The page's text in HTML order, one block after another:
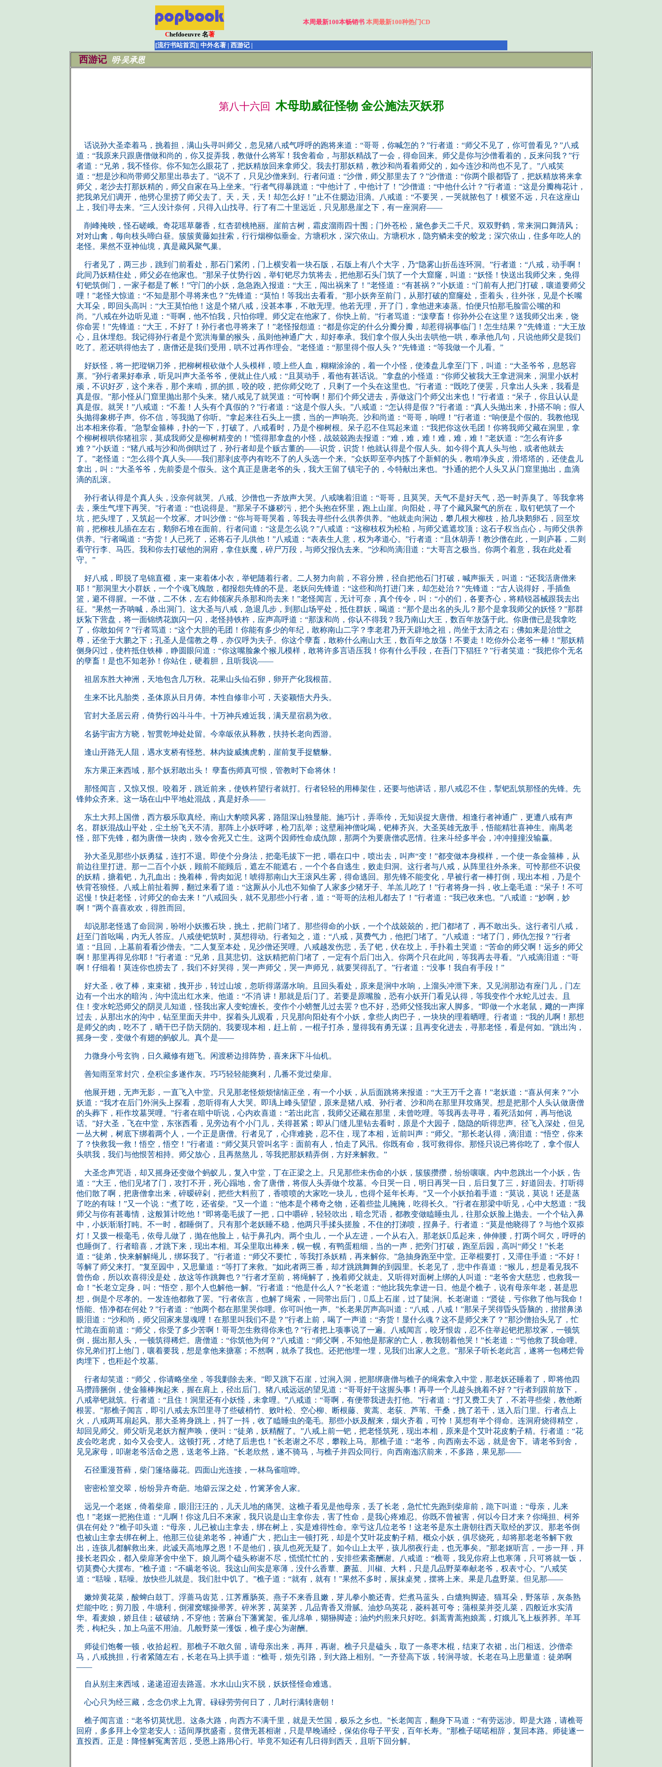
Chefdoeuvre 名著
本周最新100本畅销书 本周最新100种热门CD
[流行书站首页]| 中外名著 | 西游记 |
西游记 明·吴承恩
第八十六回 木母助威征怪物 金公施法灭妖邪
话说孙大圣牵着马，挑着担，满山头寻叫师父，忽见猪八戒气呼呼的跑将来道：“哥哥，你喊怎的？”行者道：“师父不见了，你可曾看见？”八戒
道：“我原来只跟唐僧做和尚的，你又捉弄我，教做什么将军！我舍着命，与那妖精战了一会，得命回来。师父是你与沙僧看着的，反来问我？”行
者道：“兄弟，我不怪你。你不知怎么眼花了，把妖精放回来拿师父。我去打那妖精，教沙和尚看着师父的，如今连沙和尚也不见了。”八戒笑
道：“想是沙和尚带师父那里出恭去了。”说不了，只见沙僧来到。行者问道：“沙僧，师父那里去了？”沙僧道：“你两个眼都昏了，把妖精放将来拿
师父，老沙去打那妖精的，师父自家在马上坐来。”行者气得暴跳道：“中他计了，中他计了！”沙僧道：“中他什么计？”行者道：“这是分瓣梅花计，
把我弟兄们调开，他劈心里捞了师父去了。天，天，天！却怎么好！”止不住腮边泪滴。八戒道：“不要哭，一哭就脓包了！横竖不远，只在这座山
上，我们寻去来。”三人没计奈何，只得入山找寻。行了有二十里远近，只见那悬崖之下，有一座洞府——
削峰掩映，怪石嵯峨。奇花瑶草馨香，红杏碧桃艳丽。崖前古树，霜皮溜雨四十围；门外苍松，黛色参天二千尺。双双野鹤，常来洞口舞清风；
对对山禽，每向枝头啼白昼。簇簇黄藤如挂索，行行烟柳似垂金。方塘积水，深穴依山。方塘积水，隐穷鳞未变的蛟龙；深穴依山，住多年吃人的
老怪。果然不亚神仙境，真是藏风聚气巢。
行者见了，两三步，跳到门前看处，那石门紧闭，门上横安着一块石版，石版上有八个大字，乃“隐雾山折岳连环洞。”行者道：“八戒，动手啊！
此间乃妖精住处，师父必在他家也。”那呆子仗势行凶，举钉钯尽力筑将去，把他那石头门筑了一个大窟窿，叫道：“妖怪！快送出我师父来，免得
钉钯筑倒门，一家子都是了帐！”守门的小妖，急急跑入报道：“大王，闯出祸来了！”老怪道：“有甚祸？”小妖道：“门前有人把门打破，嚷道要师父
哩！”老怪大惊道：“不知是那个寻将来也？”先锋道：“莫怕！等我出去看看。”那小妖奔至前门，从那打破的窟窿处，歪着头，往外张，见是个长嘴
大耳朵，即回头高叫：“大王莫怕他！这是个猪八戒，没甚本事，不敢无理。他若无理，开了门，拿他进来凑蒸。怕便只怕那毛脸雷公嘴的和
尚。”八戒在外边听见道：“哥啊，他不怕我，只怕你哩。师父定在他家了。你快上前。”行者骂道：“泼孽畜！你孙外公在这里？送我师父出来，饶
你命罢！”先锋道：“大王，不好了！孙行者也寻将来了！”老怪报怨道：“都是你定的什么分瓣分瓣，却惹得祸事临门！怎生结果？”先锋道：“大王放
心，且休埋怨。我记得孙行者是个宽洪海量的猴头，虽则他神通广大，却好奉承。我们拿个假人头出去哄他一哄，奉承他几句，只说他师父是我们
吃了。惹还哄得他去了，唐僧还是我们受用，哄不过再作理会。”老怪道：“那里得个假人头？”先锋道：“等我做一个儿看。”
好妖怪，将一把瑽钢刀斧，把柳树根砍做个人头模样，喷上些人血，糊糊涂涂的，着一个小怪，使漆盘儿拿至门下，叫道：“大圣爷爷，息怒容
禀。”孙行者果好奉承，听见叫声大圣爷爷，便就止住八戒：“且莫动手，看他有甚话说。”拿盘的小怪道：“你师父被我大王拿进洞来，洞里小妖村
顽，不识好歹，这个来吞，那个来啃，抓的抓，咬的咬，把你师父吃了，只剩了一个头在这里也。”行者道：“既吃了便罢，只拿出人头来，我看是
真是假。”那小怪从门窟里抛出那个头来。猪八戒见了就哭道：“可怜啊！那们个师父进去，弄做这门个师父出来也！”行者道：“呆子，你且认认是
真是假。就哭！”八戒道：“不羞！人头有个真假的？”行者道：“这是个假人头。”八戒道：“怎认得是假？”行者道：“真人头抛出来，扑搭不响；假人
头抛得象梆子声。你不信，等我抛了你听。”拿起来往石头上一掼，当的一声响亮。沙和尚道：“哥哥，响哩！”行者道：“响便是个假的。我教他现
出本相来你看。”急掣金箍棒，扑的一下，打破了。八戒看时，乃是个柳树根。呆子忍不住骂起来道：“我把你这伙毛团！你将我师父藏在洞里，拿
个柳树根哄你猪祖宗，莫成我师父是柳树精变的！”慌得那拿盘的小怪，战兢兢跑去报道：“难，难，难！难，难，难！”老妖道：“怎么有许多
难？”小妖道：“猪八戒与沙和尚倒哄过了，孙行者却是个贩古董的——识货，识货！他就认得是个假人头。如今得个真人头与他，或者他就去
了。”老怪道：“怎么得个真人头——我们那剥皮亭内有吃不了的人头选一个来。”众妖即至亭内拣了个新鲜的头，教啃净头皮，滑塔塔的，还使盘儿
拿出，叫：“大圣爷爷，先前委是个假头。这个真正是唐老爷的头，我大王留了镇宅子的，今特献出来也。”扑通的把个人头又从门窟里抛出，血滴
滴的乱滚。
孙行者认得是个真人头，没奈何就哭。八戒、沙僧也一齐放声大哭。八戒噙着泪道：“哥哥，且莫哭。天气不是好天气，恐一时弄臭了。等我拿将
去，乘生气埋下再哭。”行者道：“也说得是。”那呆子不嫌秽污，把个头抱在怀里，跑上山崖。向阳处，寻了个藏风聚气的所在，取钉钯筑了一个
坑，把头埋了，又筑起一个坟冢。才叫沙僧：“你与哥哥哭着，等我去寻些什么供养供养。”他就走向涧边，攀几根大柳枝，拾几块鹅卵石，回至坟
前，把柳枝儿插在左右，鹅卵石堆在面前。行者问道：“这是怎么说？”八戒道：“这柳枝权为松柏，与师父遮遮坟顶；这石子权当点心，与师父供养
供养。”行者喝道：“夯货！人已死了，还将石子儿供他！”八戒道：“表表生人意，权为孝道心。”行者道：“且休胡弄！教沙僧在此，一则庐暮，二则
看守行李、马匹。我和你去打破他的洞府，拿住妖魔，碎尸万段，与师父报仇去来。”沙和尚滴泪道：“大哥言之极当。你两个着意，我在此处看
守。”
好八戒，即脱了皂锦直裰，束一束着体小衣，举钯随着行者。二人努力向前，不容分辨，径自把他石门打破，喊声振天，叫道：“还我活唐僧来
耶！”那洞里大小群妖，一个个魂飞魄散，都报怨先锋的不是。老妖问先锋道：“这些和尚打进门来，却怎处治？”先锋道：“古人说得好，手插鱼
篮，避不得腥。一不做，二不休，左右帅领家兵杀那和尚去来！”老怪闻言，无计可奈，真个传令，叫：“小的们，各要齐心，将精锐器械跟我去出
征。”果然一齐呐喊，杀出洞门。这大圣与八戒，急退几步，到那山场平处，抵住群妖，喝道：“那个是出名的头儿？那个是拿我师父的妖怪？”那群
妖紥下营盘，将一面锦绣花旗闪一闪，老怪持铁杵，应声高呼道：“那泼和尚，你认不得我？我乃南山大王，数百年放荡于此。你唐僧已是我拿吃
了，你敢如何？”行者骂道：“这个大胆的毛团！你能有多少的年纪，敢称南山二字？李老君乃开天辟地之祖，尚坐于太清之右；佛如来是治世之
尊，还坐于大鹏之下；孔圣人是儒教之尊，亦仅呼为夫子。你这个孽畜，敢称什么南山大王，数百年之放荡！不要走！吃你外公老爷一棒！”那妖精
侧身闪过，使杵抵住铁棒，睁圆眼问道：“你这嘴脸象个猴儿模样，敢将许多言语压我！你有什么手段，在吾门下猖狂？”行者笑道：“我把你个无名
的孽畜！是也不知老孙！你站住，硬着胆，且听我说——
祖居东胜大神洲，天地包含几万秋。花果山头仙石卵，卵开产化我根苗。
生来不比凡胎类，圣体原从日月俦。本性自修非小可，天姿颖悟大丹头。
官封大圣居云府，倚势行凶斗斗牛。十万神兵难近我，满天星宿易为收。
名扬宇宙方方晓，智贯乾坤处处留。今幸皈依从释教，扶持长老向西游。
逢山开路无人阻，遇水支桥有怪愁。林内旋威擒虎豹，崖前复手捉貔貅。
东方果正来西域，那个妖邪敢出头！ 孽畜伤师真可恨，管教时下命将休！
那怪闻言，又惊又恨。咬着牙，跳近前来，使铁杵望行者就打。行者轻轻的用棒架住，还要与他讲话，那八戒忍不住，掣钯乱筑那怪的先锋。先
锋帅众齐来。这一场在山中平地处混战，真是好杀——
东土大邦上国僧，西方极乐取真经。南山大豹喷风雾，路阻深山独显能。施巧计，弄乖伶，无知误捉大唐僧。相逢行者神通广，更遭八戒有声
名。群妖混战山平处，尘土纷飞天不清。那阵上小妖呼哮，枪刀乱举；这壁厢神僧叱喝，钯棒齐兴。大圣英雄无敌手，悟能精壮喜神生。南禺老
怪，部下先锋，都为唐僧一块肉，致令舍死又亡生。这两个因师性命成仇隙，那两个为要唐僧忒恶情。往来斗经多半会，冲冲撞撞没输赢。
孙大圣见那些小妖勇猛，连打不退。即使个分身法，把毫毛拔下一把，嚼在口中，喷出去，叫声“变！”都变做本身模样，一个使一条金箍棒，从
前边往里打进。那一二百个小妖，顾前不能顾后，遮左不能遮右，一个个各自逃生，败走归洞。这行者与八戒，从阵里往外杀来。可怜那些不识俊
的妖精，搪着钯，九孔血出；挽着棒，骨肉如泥！唬得那南山大王滚风生雾，得命逃回。那先锋不能变化，早被行者一棒打倒，现出本相，乃是个
铁背苍狼怪。八戒上前扯着脚，翻过来看了道：“这厮从小儿也不知偷了人家多少猪牙子、羊羔儿吃了！”行者将身一抖，收上毫毛道：“呆子！不可
迟慢！快赶老怪，讨师父的命去来！”八戒回头，就不见那些小行者，道：“哥哥的法相儿都去了！”行者道：“我已收来也。”八戒道：“妙啊，妙
啊！”两个喜喜欢欢，得胜而回。
却说那老怪逃了命回洞，吩咐小妖搬石块，挑土，把前门堵了。那些得命的小妖，一个个战兢兢的，把门都堵了，再不敢出头。这行者引八戒，
赶至门首吆喝，内无人答应。八戒使钯筑时，莫想得动。行者知之，道：“八戒，莫费气力，他把门堵了。”八戒道：“堵了门，师仇怎报？”行者
道：“且回，上墓前看看沙僧去。”二人复至本处，见沙僧还哭哩。八戒越发伤悲，丢了钯，伏在坟上，手扑着土哭道：“苦命的师父啊！远乡的师父
啊！那里再得见你耶！”行者道：“兄弟，且莫悲切。这妖精把前门堵了，一定有个后门出入。你两个只在此间，等我再去寻看。”八戒滴泪道：“哥
啊！仔细着！莫连你也捞去了，我们不好哭得，哭一声师父，哭一声师兄，就要哭得乱了。”行者道：“没事！我自有手段！”
好大圣，收了棒，束束裙，拽开步，转过山坡，忽听得潺潺水响。且回头看处，原来是涧中水响，上溜头冲泄下来。又见润那边有座门儿，门左
边有一个出水的暗沟，沟中流出红水来。他道：“不消 讲！那就是后门了。若要是原嘴脸，恐有小妖开门看见认得，等我变作个水蛇儿过去。且
住！变水蛇恐师父的阴灵儿知道，怪我出家人变蛇缠长。变作个小螃蟹儿过去罢？也不好，恐师父怪我出家人脚多。”即做一个水老鼠，飕的一声撺
过去，从那出水的沟中，钻至里面天井中。探着头儿观看，只见那向阳处有个小妖，拿些人肉巴子，一块块的理着晒哩。行者道：“我的儿啊！那想
是师父的肉，吃不了，晒干巴子防天阴的。我要现本相，赶上前，一棍子打杀，显得我有勇无谋；且再变化进去，寻那老怪，看是何如。”跳出沟，
摇身一变，变做个有翅的蚂蚁儿。真个是——
力微身小号玄驹，日久藏修有翅飞。闲渡桥边排阵势，喜来床下斗仙机。
善知雨至常封穴，垒积尘多遂作灰。巧巧轻轻能爽利，几番不觉过柴扉。
他展开翅，无声无影，一直飞入中堂。只见那老怪烦烦恼恼正坐，有一个小妖，从后面跳将来报道：“大王万千之喜！”老妖道：“喜从何来？”小
妖道：“我才在后门外涧头上探看，忽听得有人大哭。即瑀上峰头望望，原来是猪八戒、孙行者、沙和尚在那里拜坟痛哭。想是把那个人头认做唐僧
的头葬下，秬作坟墓哭哩。”行者在暗中听说，心内欢喜道：“若出此言，我师父还藏在那里，未曾吃哩。等我再去寻寻，看死活如何，再与他说
话。”好大圣，飞在中堂，东张西看，见旁边有个小门儿，关得甚紧；即从门缝儿里钻去看时，原是个大园子，隐隐的听得悲声。径飞入深处，但见
一丛大树，树底下绑着两个人，一个正是唐僧。行者见了，心痒难挠，忍不住，现了本相，近前叫声：“师父。”那长老认得，滴泪道：“悟空，你来
了？快救我一救！悟空，悟空！”行者道：“师父莫只管叫名字：面前有人，怕走了风汛。你既有命，我可救得你。那怪只说已将你吃了，拿个假人
头哄我，我们与他恨苦相持。师父放心，且再熬熬儿，等我把那妖精弄倒，方好来解救。”
大圣念声咒语，却又摇身还变做个蚂蚁儿，复入中堂，丁在正梁之上。只见那些未伤命的小妖，簇簇攒攒，纷纷嚷嚷。内中忽跳出一个小妖，告
道：“大王，他们见堵了门，攻打不开，死心蹋地，舍了唐僧，将假人头弄做个坟墓。今日哭一日，明日再哭一日，后日复了三，好道回去。打听得
他们散了啊，把唐僧拿出来，碎暧碎剁，把些大料煎了，香喷喷的大家吃一块儿，也得个延年长寿。”又一个小妖拍着手道：“莫说，莫说！还是蒸
了吃的有味！”又一个说：“煮了吃，还省柴。”又一个道：“他本是个稀奇之物，还着些盐儿腌腌，吃得长久。”行者在那梁中听见，心中大怒道：“我
师父与你有甚毒情，这般算计吃他！”即将毫毛拔了一把，口中嚼碎，轻轻吹出，暗念咒语，都教变做瞌睡虫儿，往那众妖脸上抛去。一个个钻入鼻
中，小妖渐渐打盹。不一时，都睡倒了。只有那个老妖睡不稳，他两只手揉头搓脸，不住的打涕喷，捏鼻子。行者道：“莫是他晓得了？与他个双掭
灯！又拨一根毫毛，依母儿做了，抛在他脸上，钻于鼻孔内。两个虫儿，一个从左进，一个从右入。那老妖瓜起来，伸伸腰，打两个呵欠，呼呼的
也睡倒了。行者暗喜，才跳下来，现出本相。耳朵里取出棒来，幌一幌，有鸭蛋粗细，当的一声，把旁门打破，跑至后园，高叫“师父！”长老
道：“徒弟，快来解解绳儿，绑坏我了。”行者道：“师父不要忙，等我打杀妖精，再来解你。”急抽身跑至中堂。正举棍要打，又滞住手道：“不好！
等解了师父来打。”复至园中，又思量道：“等打了来救。”如此者两三番，却才跳跳舞舞的到园里。长老见了，悲中作喜道：“猴儿，想是看见我不
曾伤命，所以欢喜得没是处，故这等作跳舞也？”行者才至前，将绳解了，挽着师父就走。又听得对面树上绑的人叫道：“老爷舍大慈悲，也救我一
命！”长老立定身，叫：“悟空，那个人也解他一解。”行者道：“他是什么人？”长老道：“他比我先拿进一日。他是个樵子，说有母亲年老，甚是思
想，倒是个尽孝的。一发连他都救了罢。”行者依言，也解了绳索，一同带出后门，瓜上石崖，过了陡涧。长老谢道：“贤徒，亏你救了他与我命！
悟能、悟净都在何处？”行者道：“他两个都在那里哭你哩。你可叫他一声。”长老果厉声高叫道：“八戒，八戒！”那呆子哭得昏头昏脑的，揩揩鼻涕
眼泪道：“沙和尚，师父回家来显魂哩！在那里叫我们不是？”行者上前，喝了一声道：“夯货！显什么魂？这不是师父来了？”那沙僧抬头见了，忙
忙跪在面前道：“师父，你受了多少苦啊！哥哥怎生救得你来也？”行者把上项事说了一遍。八戒闻言，咬牙恨齿，忍不住举起钯把那坟冢，一顿筑
倒，掘出那人头，一顿筑得稀烂。唐僧道：“你筑他为何？”八戒道：“师父啊，不知他是那家的亡人，教我朝着他哭！”长老道：“亏他救了我命哩。
你兄弟们打上他门，嚷着要我，想是拿他来搪塞；不然啊，就杀了我也。还把他埋一埋，见我们出家人之意。”那呆子听长老此言，遂将一包稀烂骨
肉埋下，也秬起个坟墓。
行者却笑道：“师父，你请略坐坐，等我剿除去来。”即又跳下石崖，过涧入洞，把那绑唐僧与樵子的绳索拿入中堂，那老妖还睡着了，即将他四
马攒蹄捆倒，使金箍棒掬起来，握在肩上，径出后门。猪八戒远远的望见道：“哥哥好干这握头事！再寻一个儿趁头挑着不好？”行者到跟前放下，
八戒举钯就筑。行者道：“且住！洞里还有小妖怪，未拿哩。”八戒道：“哥啊，有便带我进去打他。”行者道：“打又费工夫了，不若寻些柴，教他断
根罢。”那樵子闻言，即引八戒去东凹里寻了些破梢竹、败叶松、空心柳、断根藤、黄蒿、老荻、芦苇、干桑，挑了若干，送入后门里。行者点上
火，八戒两耳扇起风。那大圣将身跳上，抖了一抖，收了瞌睡虫的毫毛。那些小妖及醒来，烟火齐着，可怜！莫想有半个得命。连洞府烧得精空，
却回见师父。师父听见老妖方醒声唤，便叫：“徒弟，妖精醒了。”八戒上前一钯，把老怪筑死，现出本相，原来是个艾叶花皮豹子精。行者道：“花
皮会吃老虎，如今又会变人。这顿打死，才绝了后患也！”长老谢之不尽，攀鞍上马。那樵子道：“老爷，向西南去不远，就是舍下。请老爷到舍，
见见家母，叩谢老爷活命之恩，送老爷上路。”长老欣然，遂不骑马，与樵子并四众同行。向西南迤泬前来，不多路，果见那——
石径重漫苔藓，柴门篷络藤花。四面山光连接，一林鸟雀喧哗。
密密松篁交翠，纷纷异卉奇葩。地僻云深之处，竹篱茅舍人家。
远见一个老妪，倚着柴扉，眼泪汪汪的，儿天儿地的痛哭。这樵子看见是他母亲，丢了长老，急忙忙先跑到柴扉前，跪下叫道：“母亲，儿来
也！”老妪一把抱住道：“儿啊！你这几日不来家，我只说是山主拿你去，害了性命，是我心疼难忍。你既不曾被害，何以今日才来？你绳担、柯斧
俱在何处？”樵子叩头道：“母亲，儿已被山主拿去，绑在树上，实是难得性命。幸亏这几位老爷！这老爷是东土唐朝往西天取经的罗汉。那老爷倒
也被山主拿去绑在树上。他那三位徒弟老爷，神通广大，把山主一顿打死，却是个艾叶花皮豹子精。概众小妖，俱尽烧死，却将那老老爷解下救
出，连孩儿都解救出来。此诚天高地厚之恩！不是他们，孩儿也死无疑了。如今山上太平，孩儿彻夜行走，也无事矣。”那老妪听言，一步一拜，拜
接长老四众，都入柴扉茅舍中坐下。娘儿两个磕头称谢不尽，慌慌忙忙的，安排些素斋酬谢。八戒道：“樵哥，我见你府上也寒薄，只可将就一饭，
切莫费心大摆布。”樵子道：“不瞒老爷说。我这山间实是寒薄，没什么香蕈、蘑菰、川椒、大料，只是几品野菜奉献老爷，权表寸心。”八戒笑
道：“聒噪，聒噪。放快些儿就是。我们肚中饥了。”樵子道：“就有，就有！”果然不多时，展抹桌凳，摆将上来。果是几盘野菜。但见那——
嫩焯黄花菜，酸蜱白鼓丁。浮蔷马齿苋，江荠雁肠英。燕子不来香且嫩，芽儿拳小脆还青。烂煮马蓝头，白熝狗脚迹。猫耳朵，野落荜，灰条熟
烂能中吃；剪刀股，牛塘利，倒灌窝螺操帚荠。碎米荠，莴菜荠，几品青香又滑腻。油炒乌英花，菱科甚可夸；蒲根菜并茭儿菜，四般近水实清
华。看麦娘，娇且佳；破破纳，不穿他；苦麻台下藩篱架。雀儿绵单，猢狲脚迹；油灼灼煎来只好吃。斜蒿青蒿抱娘蒿，灯娥儿飞上板荞荞。羊耳
秃，枸杞头，加上乌蓝不用油。几般野菜一濩饭，樵子虔心为谢酬。
师徒们饱餐一顿，收拾起程。那樵子不敢久留，请母亲出来，再拜，再谢。樵子只是磕头，取了一条枣木棍，结束了衣裙，出门相送。沙僧牵
马，八戒挑担，行者紧随左右，长老在马上拱手道：“樵哥，烦先引路，到大路上相别。”一齐登高下坂，转涧寻坡。长老在马上思量道：徒弟啊
——
自从别主来西域，递递迢迢去路遥。水水山山灾不脱，妖妖怪怪命难逃。
心心只为经三藏，念念仍求上九霄。碌碌劳劳何日了，几时行满转唐朝！
樵子闻言道：“老爷切莫忧思。这条大路，向西方不满千里，就是天竺国，极乐之乡也。”长老闻言，翻身下马道：“有劳远涉。即是大路，请樵哥
回府，多多拜上令堂老安人：适间厚扰盛斋，贫僧无甚相谢，只是早晚诵经，保佑你母子平安，百年长寿。”那樵子喏喏相辞，复回本路。师徒遂一
直投西。正是：降怪解冤离苦厄，受恩上路用心行。毕竟不知还有几日得到西天，且听下回分解。